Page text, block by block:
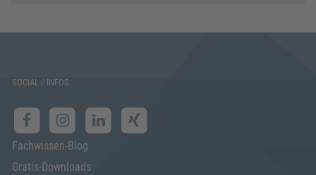
SOCIAL / INFOS
Fachwissen-Blog
Gratis-Downloads